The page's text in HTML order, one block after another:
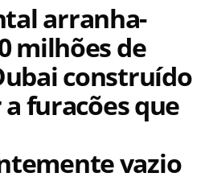
arranha-
milhões de
construído
furacões que
vazio